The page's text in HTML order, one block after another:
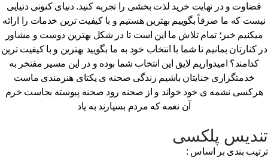
قضاوت و در نهایت خرید لذت بخشی را تجربه کنید. دنیای کنونی دنیایی
که ما صرفاً بگوییم بهترین هستیم و با کیفیت ترین خدمات را ارائه
خبر؛ تمام تلاش ما این است تا در شکل بهترین دوست و مشاور
کنارتان بمانیم تا شما با انتخاب خود به ما بگویید بهترین و با کیفیت ترین
کدامند؟ امیدواریم لایق این انتخاب شما بوده و در این مسیر مفتخر به
خدمتگزاری جنایتان باشیم زندگی صحنه ی یکتای هنرمندی ماست
نشمه ی خود خواند و از صحنه رود صحنه پیوسته بجاست خرم
آن نغمه که مردم بسیارند به یاد
پلکسی
بندی بر اساس :